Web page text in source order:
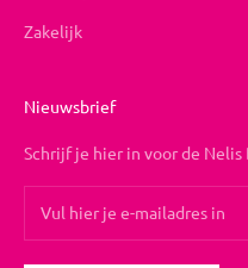
Zakelijk
Nieuwsbrief
Schrijf je hier in voor de